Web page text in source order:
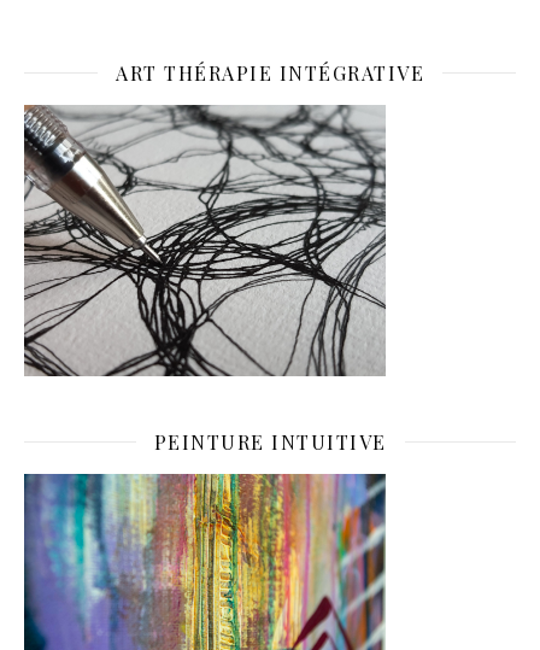
ART THÉRAPIE INTÉGRATIVE
PEINTURE INTUITIVE